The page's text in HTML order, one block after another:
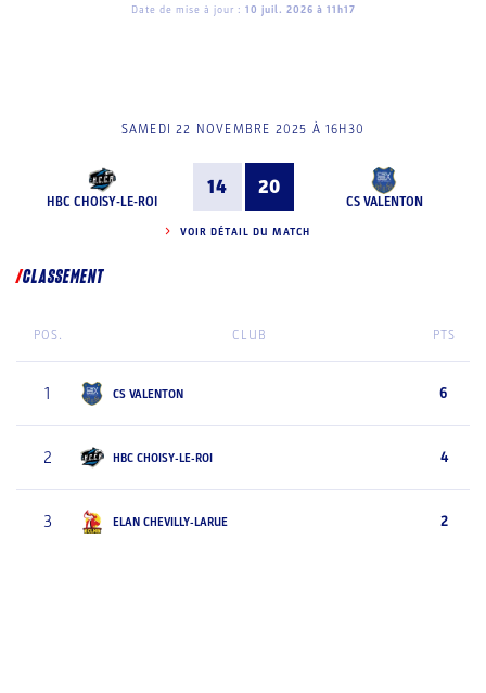
Date de mise à jour : 10 juil. 2026 à 11h17
SAMEDI 22 NOVEMBRE 2025 À 16H30
HBC CHOISY-LE-ROI
14 20
CS VALENTON
VOIR DÉTAIL DU MATCH
CLASSEMENT
POS. CLUB PTS
1 CS VALENTON 6
2 HBC CHOISY-LE-ROI 4
3 ELAN CHEVILLY-LARUE 2